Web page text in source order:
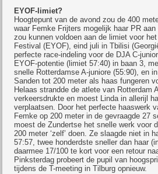
EYOF-limiet?
Hoogtepunt van de avond zou de 400
waar Femke Frijters mogelijk haar PR
zou kunnen voldoen aan de limiet voor
Festival (EYOF), eind juli in Tbilisi
perfecte race-indeling voor de DJA C-
EYOF-potentie (limiet 57:40) in baan 3,
snelle Rotterdamse A-juniore (55:90), en
Sanden tot 200 meter als haas fungeren
Helaas strandde de atlete van Rotterdam
verkeersdrukte en moest Linda in allerijl
verplaatsen. Door het perfecte haaswerk
Femke op 200 meter in de gevraagde 27
moest de Zundertse het snelle werk voor
200 meter ‘zelf’ doen. Ze slaagde niet in
57:57, twee honderdste sneller dan haar
daarmee 17/100 te kort voor een retour
Pinksterdag probeert de pupil van
tijdens de T-meeting in Tilburg opnieuw.